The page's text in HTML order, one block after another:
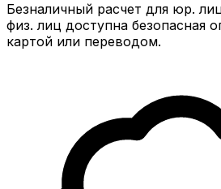
Безналичный расчет для юр.
физ. лиц доступна безопасная
картой или переводом.